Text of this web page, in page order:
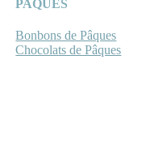
PAQUES
Bonbons de Pâques
Chocolats de Pâques